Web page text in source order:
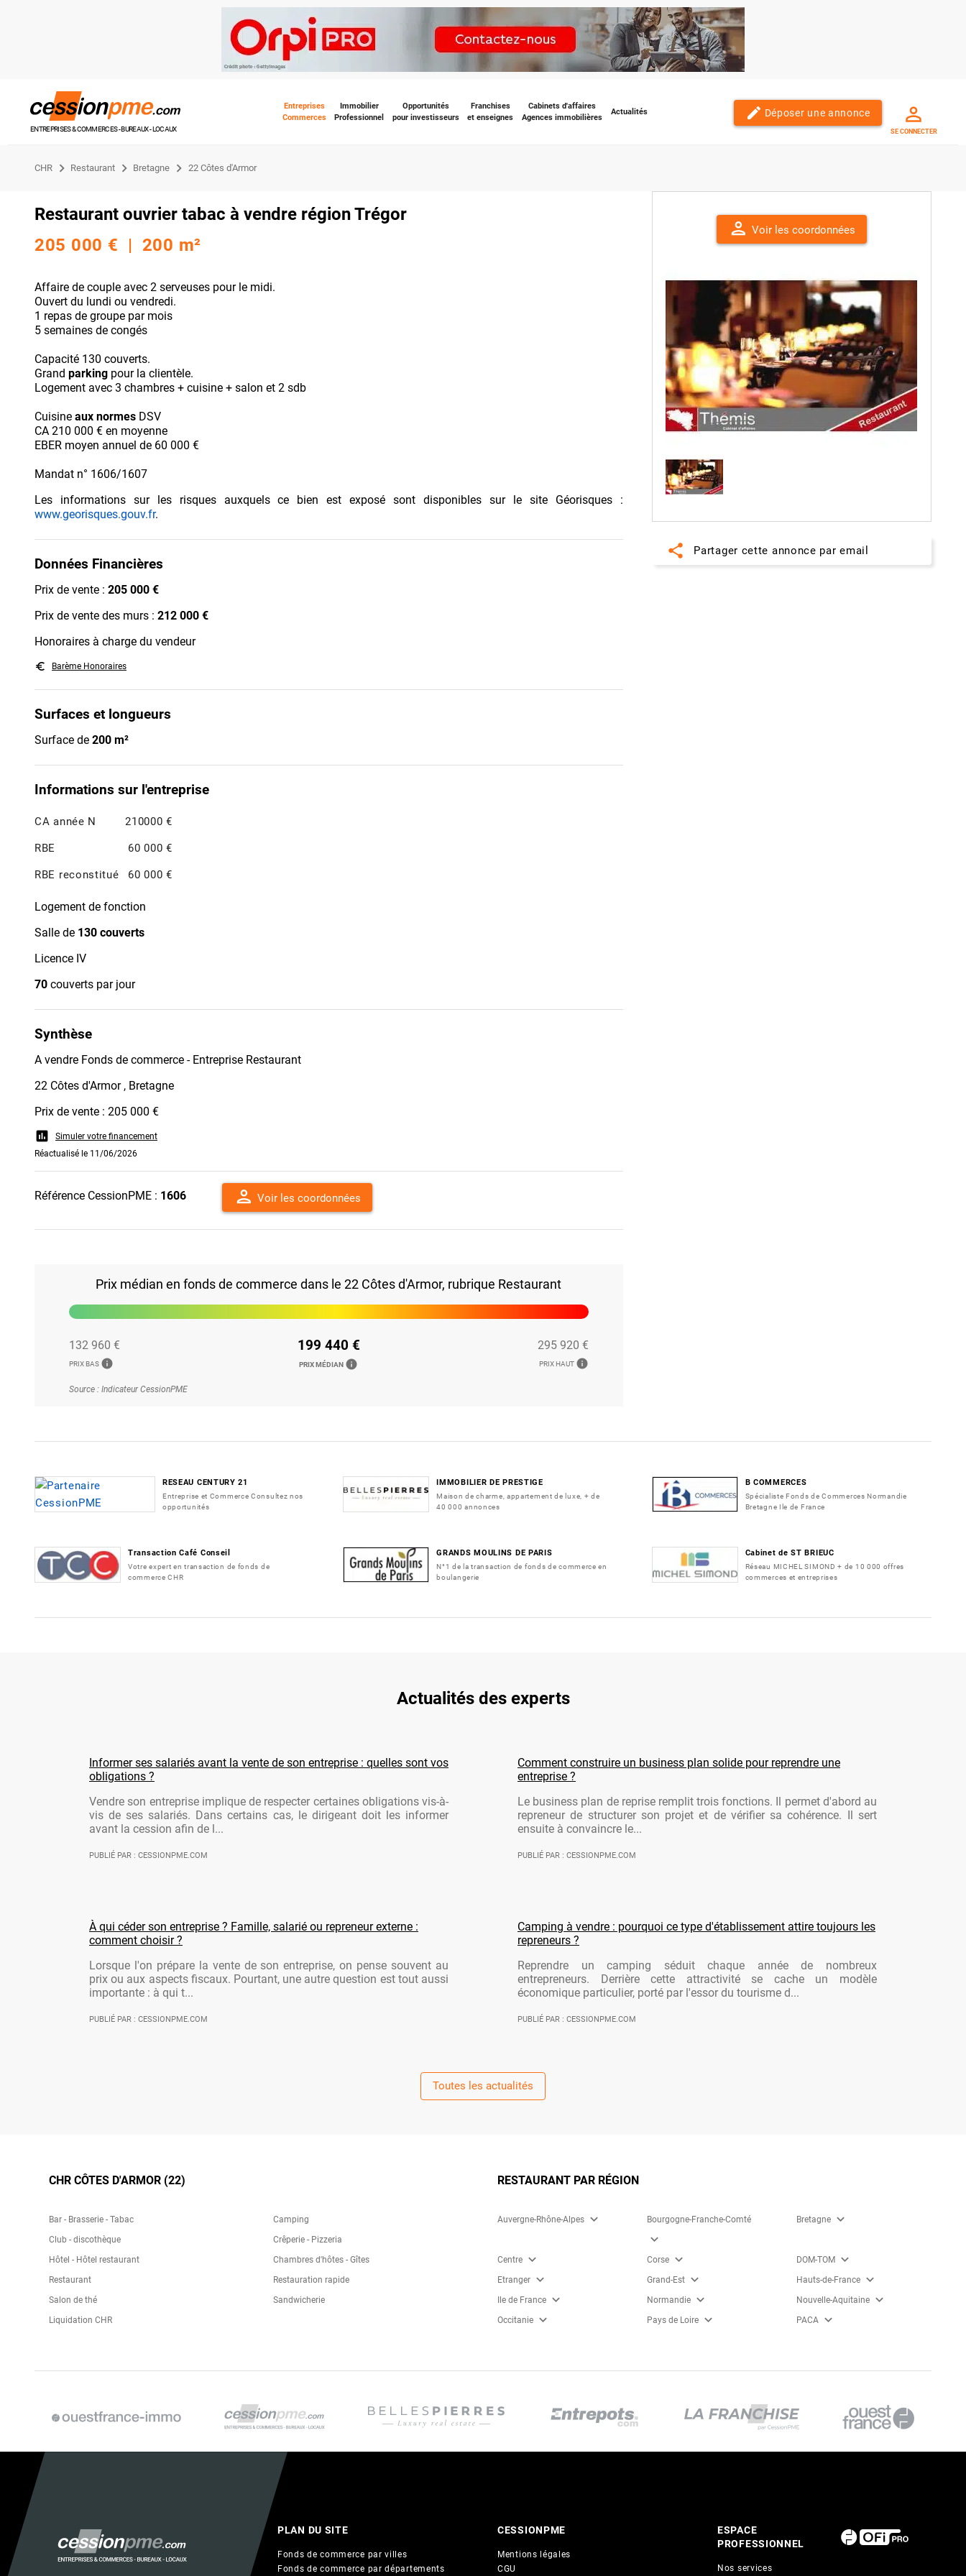
ENTREPRISES & COMMERCES - BUREAUX - LOCAUX
Entreprises
Commerces
Immobilier
Professionnel
Opportunités
pour investisseurs
Franchises
et enseignes
Cabinets d'affaires
Agences immobilières
Actualités edit Déposer une annonce
SE CONNECTER
CHR Restaurant Bretagne 22 Côtes d'Armor
Restaurant ouvrier tabac à vendre région Trégor
205 000 € | 200 m²
Affaire de couple avec 2 serveuses pour le midi.
Ouvert du lundi ou vendredi.
1 repas de groupe par mois
5 semaines de congés
Capacité 130 couverts.
Grand parking pour la clientèle.
Logement avec 3 chambres + cuisine + salon et 2 sdb
Cuisine aux normes DSV
CA 210 000 € en moyenne
EBER moyen annuel de 60 000 €
Mandat n° 1606/1607
Les informations sur les risques auxquels ce bien est exposé sont disponibles sur le site Géorisques :
www.georisques.gouv.fr.
Données Financières
Prix de vente : 205 000 €
Prix de vente des murs : 212 000 €
Honoraires à charge du vendeur
euro_symbol Barème Honoraires
Surfaces et longueurs
Surface de 200 m²
Informations sur l'entreprise
CA année N 210000 €
RBE 60 000 €
RBE reconstitué 60 000 €
Logement de fonction
Salle de 130 couverts
Licence IV
70 couverts par jour
Synthèse
A vendre Fonds de commerce - Entreprise Restaurant
22 Côtes d'Armor , Bretagne
Prix de vente : 205 000 €
assessment
Simuler votre financement
Réactualisé le 11/06/2026
Référence CessionPME : 1606 person Voir les coordonnées
Prix médian en fonds de commerce dans le 22 Côtes d'Armor, rubrique Restaurant
132 960 €
PRIX BAS info
199 440 €
PRIX MÉDIAN info
295 920 €
PRIX HAUT info
Source : Indicateur CessionPME
person Voir les coordonnées
share Partager cette annonce par email
RESEAU CENTURY 21
Entreprise et Commerce Consultez nos
opportunités
IMMOBILIER DE PRESTIGE
Maison de charme, appartement de luxe, + de
40 000 annonces
B COMMERCES
Spécialiste Fonds de Commerces Normandie
Bretagne Ile de France
Transaction Café Conseil
Votre expert en transaction de fonds de
commerce CHR
GRANDS MOULINS DE PARIS
N°1 de la transaction de fonds de commerce en
boulangerie
Cabinet de ST BRIEUC
Réseau MICHEL SIMOND + de 10 000 offres
commerces et entreprises
Actualités des experts
Informer ses salariés avant la vente de son entreprise : quelles sont vos
obligations ?
Vendre son entreprise implique de respecter certaines obligations vis-à-
vis de ses salariés. Dans certains cas, le dirigeant doit les informer
avant la cession afin de l...
PUBLIÉ PAR : CESSIONPME.COM
Comment construire un business plan solide pour reprendre une
entreprise ?
Le business plan de reprise remplit trois fonctions. Il permet d'abord au
repreneur de structurer son projet et de vérifier sa cohérence. Il sert
ensuite à convaincre le...
PUBLIÉ PAR : CESSIONPME.COM
À qui céder son entreprise ? Famille, salarié ou repreneur externe :
comment choisir ?
Lorsque l'on prépare la vente de son entreprise, on pense souvent au
prix ou aux aspects fiscaux. Pourtant, une autre question est tout aussi
importante : à qui t...
PUBLIÉ PAR : CESSIONPME.COM
Camping à vendre : pourquoi ce type d'établissement attire toujours les
repreneurs ?
Reprendre un camping séduit chaque année de nombreux
entrepreneurs. Derrière cette attractivité se cache un modèle
économique particulier, porté par l'essor du tourisme d...
PUBLIÉ PAR : CESSIONPME.COM
Toutes les actualités
CHR CÔTES D'ARMOR (22)
Bar - Brasserie - Tabac
Camping
Club - discothèque
Crêperie - Pizzeria
Hôtel - Hôtel restaurant
Chambres d'hôtes - Gîtes
Restaurant
Restauration rapide
Salon de thé
Sandwicherie
Liquidation CHR
RESTAURANT PAR RÉGION
Auvergne-Rhône-Alpes expand_more Bourgogne-Franche-Comté
expand_more
Bretagne expand_more
Centre expand_more Corse expand_more DOM-TOM expand_more
Etranger expand_more Grand-Est expand_more Hauts-de-France expand_more
Ile de France expand_more Normandie expand_more Nouvelle-Aquitaine expand_more
Occitanie expand_more Pays de Loire expand_more PACA expand_more
PLAN DU SITE
Fonds de commerce par villes
Fonds de commerce par départements
CESSIONPME
Mentions légales
CGU
ESPACE
PROFESSIONNEL
Nos services